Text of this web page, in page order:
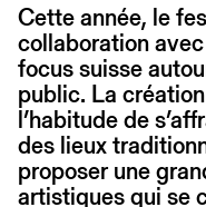
Cette année, le
collaboration
focus suisse
public. La
l’habitude de
des lieux
proposer une
artistiques qui se